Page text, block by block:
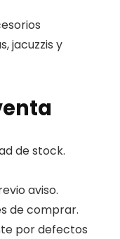
jacuzzis y
de stock.
aviso.
de comprar.
por defectos